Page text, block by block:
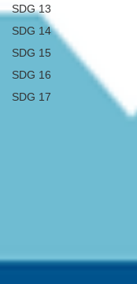
SDG 13
SDG 14
SDG 15
SDG 16
SDG 17